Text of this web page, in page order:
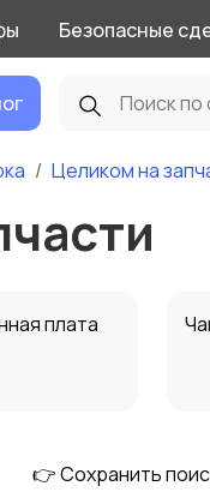
Безопасные
Целиком на
плата
👉 Сохранить